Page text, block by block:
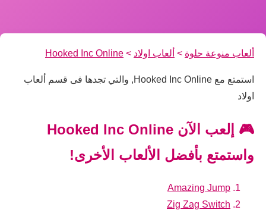
ألعاب منوعة حلوة > ألعاب اولاد >
Hooked Inc Online
استمتع مع Hooked Inc Online, والتي تجدها فى قسم ألعاب
اولاد
🎮 إلعب الآن Hooked Inc Online
واستمتع بأفضل الألعاب الأخرى!
Amazing Jump
Zig Zag Switch